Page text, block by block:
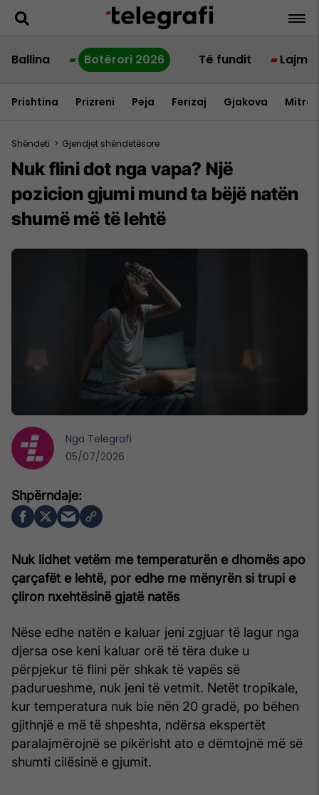
Ballina Botërori 2026 Të fundit Lajme
Prishtina Prizreni Peja Ferizaj Gjakova
Shëndeti > Gjendjet shëndetësore
Nuk flini dot nga vapa? Një
pozicion gjumi mund ta bëjë natën
shumë më të lehtë
Nuk lidhet vetëm me temperaturën e dhomës apo
çarçafët e lehtë, por edhe me mënyrën si trupi e
çliron nxehtësinë gjatë natës
Nëse edhe natën e kaluar jeni zgjuar të lagur nga
djersa ose keni kaluar orë të tëra duke u
përpjekur të flini për shkak të vapës së
padurueshme, nuk jeni të vetmit. Netët tropikale,
kur temperatura nuk bie nën 20 gradë, po bëhen
gjithnjë e më të shpeshta, ndërsa ekspertët
paralajmërojnë se pikërisht ato e dëmtojnë më së
shumti cilësinë e gjumit.
Nga Telegrafi
05/07/2026